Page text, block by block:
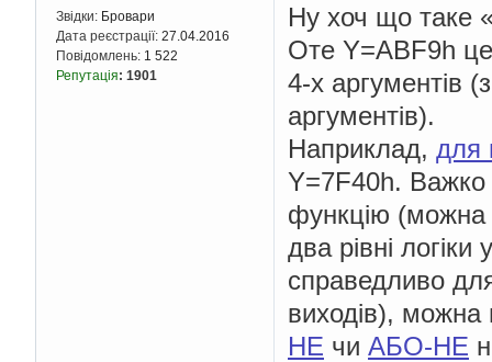
Звідки: Бровари
Дата реєстрації: 27.04.2016
Повідомлень: 1 522
Репутація: 1901
Ну хоч що таке
Оте Y=ABF9h це
4-х аргументів
аргументів).
Наприклад, для
Y=7F40h. Важко
функцію (можна
два рівні
справедливо
виходів), можна
НЕ чи АБО-НЕ